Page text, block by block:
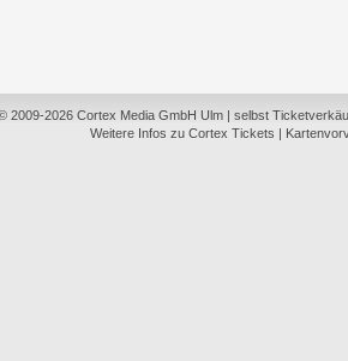
2009-2026 Cortex Media GmbH Ulm | selbst
Weitere Infos zu Cortex Tickets |